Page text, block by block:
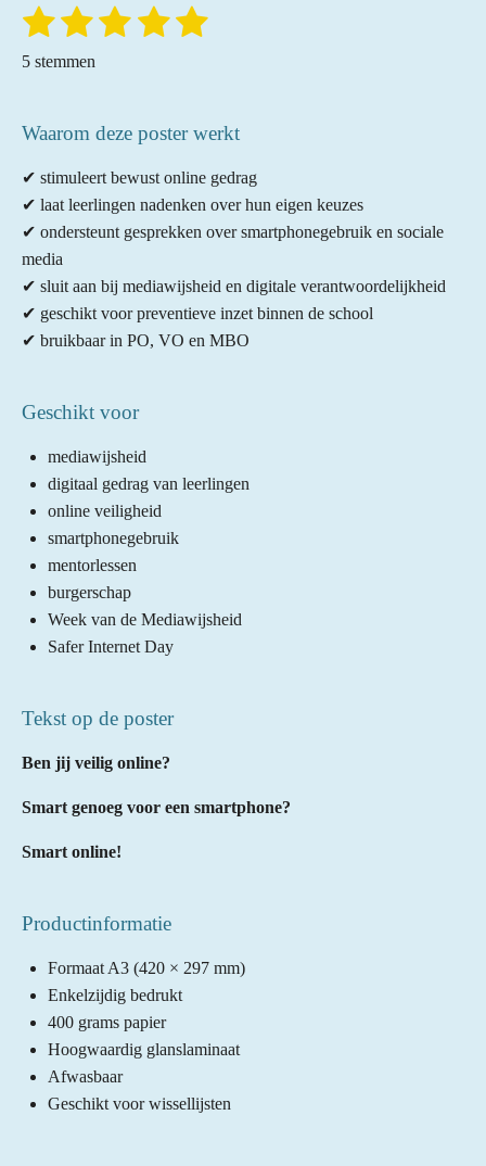
R
t
n
:
5
s
t
e
r
r
1
s
e
2
s
e
r
e
n
3
e
r
e
4
e
r
e
5
e
r
e
S
n
5 stemmen
Waarom deze poster werkt
✔ stimuleert bewust online gedrag
✔ laat leerlingen nadenken over hun eigen keuzes
✔ ondersteunt gesprekken over smartphonegebruik en sociale
media
✔ sluit aan bij mediawijsheid en digitale verantwoordelijkheid
✔ geschikt voor preventieve inzet binnen de school
✔ bruikbaar in PO, VO en MBO
Geschikt voor
mediawijsheid
digitaal gedrag van leerlingen
online veiligheid
smartphonegebruik
mentorlessen
burgerschap
Week van de Mediawijsheid
Safer Internet Day
Tekst op de poster
Ben jij veilig online?
Smart genoeg voor een smartphone?
Smart online!
Productinformatie
Formaat A3 (420 × 297 mm)
Enkelzijdig bedrukt
400 grams papier
Hoogwaardig glanslaminaat
Afwasbaar
Geschikt voor wissellijsten